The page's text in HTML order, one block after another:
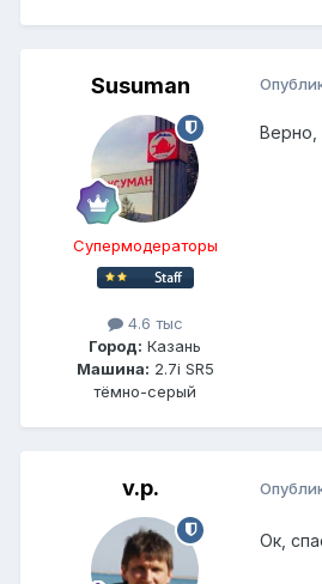
Susuman
Супермодераторы
4.6 тыс
Город: Казань
Машина: 2.7i SR5
тёмно-серый
Верно,
v.p.
Ок,